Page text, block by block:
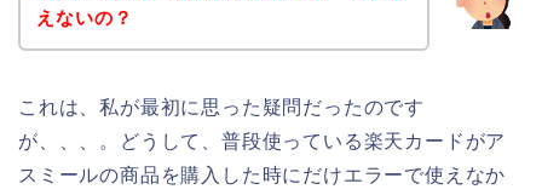
えないの？
これは、私が最初に思った疑問だったのです
が、、、。どうして、普段使っている楽天カードがア
スミールの商品を購入した時にだけエラーで使えなか